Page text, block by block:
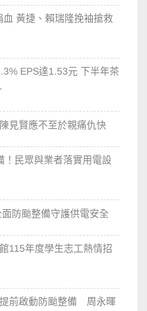
黃捷、賴瑞隆挽袖搶救
EPS達1.53元 下半年茶
見賢應不至於親痛仇快
民眾與業者落實用電設
防颱整備守護供電安全
115年度學生志工熱情招
前啟動防颱整備 周永暉